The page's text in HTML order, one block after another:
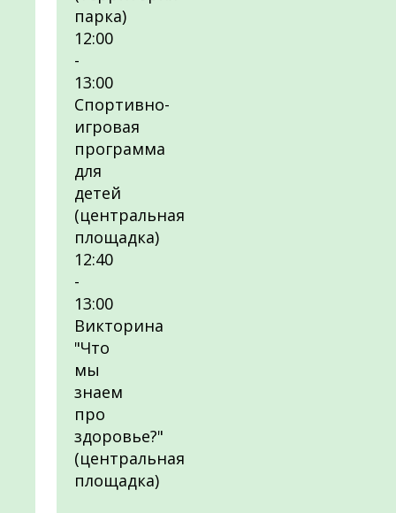
парка)
12:00
-
13:00
Спортивно-
игровая
программа
для
детей
(центральная
площадка)
12:40
-
13:00
Викторина
"Что
мы
знаем
про
здоровье?"
(центральная
площадка)